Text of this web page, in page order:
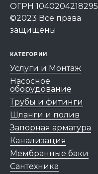
ОГРН 1040204218295
©2023 Все права
защищены
КАТЕГОРИИ
Услуги и Монтаж
Насосное
оборудование
Трубы и фитинги
Шланги и полив
Запорная арматура
Канализация
Мембранные баки
Сантехника